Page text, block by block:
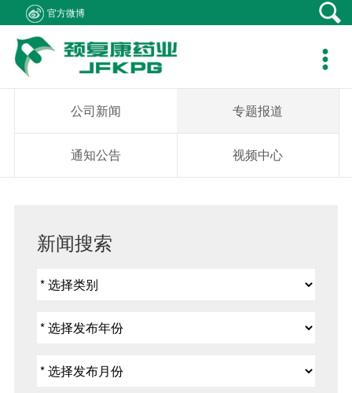
官方微博

产品中心
产品在线
新闻资讯
公司新闻
社会责任
医生资助
客户支持
资料下载
人力资源
职位招聘
关于我们
集团概况
联系我们
产品疾病咨询
销售业务咨询
综合事务咨询
公司新闻 专题报道
通知公告 视频中心
新闻搜索